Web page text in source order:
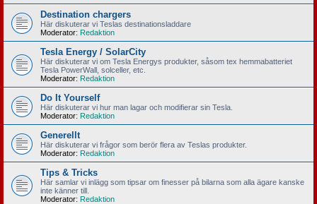
Destination chargers
Här diskuterar vi Teslas destinationsladdare
Moderator: Redaktion
Tesla Energy / SolarCity
Här diskuterar vi om Tesla Energys produkter, såsom tex hemmabatteriet
Tesla PowerWall, solceller, etc.
Moderator: Redaktion
Do It Yourself
Här diskuterar vi hur man lagar och modifierar sin Tesla.
Moderator: Redaktion
Generellt
Här diskuterar vi frågor som berör flera av Teslas produkter.
Moderator: Redaktion
Tips & Tricks
Här samlar vi inlägg som tipsar om finesser på bilarna som alla ägare kanske
inte känner till.
Moderator: Redaktion